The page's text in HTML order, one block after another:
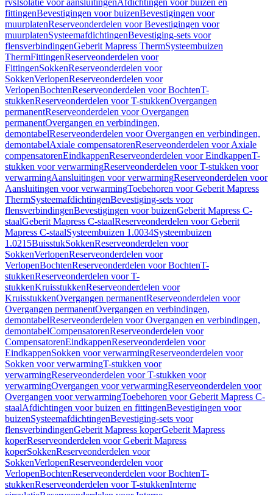
rvsIsolatie voor aansluitingenAfdichtingen voor buizen en
fittingenBevestigingen voor buizenBevestigingen voor
muurplatenReserveonderdelen voor Bevestigingen voor
muurplatenSysteemafdichtingenBevestiging-sets voor
flensverbindingenGeberit Mapress ThermSysteembuizen
ThermFittingenReserveonderdelen voor
FittingenSokkenReserveonderdelen voor
SokkenVerlopenReserveonderdelen voor
VerlopenBochtenReserveonderdelen voor BochtenT-
stukkenReserveonderdelen voor T-stukkenOvergangen
permanentReserveonderdelen voor Overgangen
permanentOvergangen en verbindingen,
demontabelReserveonderdelen voor Overgangen en verbindingen,
demontabelAxiale compensatorenReserveonderdelen voor Axiale
compensatorenEindkappenReserveonderdelen voor EindkappenT-
stukken voor verwarmingReserveonderdelen voor T-stukken voor
verwarmingAansluitingen voor verwarmingReserveonderdelen voor
Aansluitingen voor verwarmingToebehoren voor Geberit Mapress
ThermSysteemafdichtingenBevestiging-sets voor
flensverbindingenBevestigingen voor buizenGeberit Mapress C-
staalGeberit Mapress C-staalReserveonderdelen voor Geberit
Mapress C-staalSysteembuizen 1.0034Systeembuizen
1.0215BuisstukSokkenReserveonderdelen voor
SokkenVerlopenReserveonderdelen voor
VerlopenBochtenReserveonderdelen voor BochtenT-
stukkenReserveonderdelen voor T-
stukkenKruisstukkenReserveonderdelen voor
KruisstukkenOvergangen permanentReserveonderdelen voor
Overgangen permanentOvergangen en verbindingen,
demontabelReserveonderdelen voor Overgangen en verbindingen,
demontabelCompensatorenReserveonderdelen voor
CompensatorenEindkappenReserveonderdelen voor
EindkappenSokken voor verwarmingReserveonderdelen voor
Sokken voor verwarmingT-stukken voor
verwarmingReserveonderdelen voor T-stukken voor
verwarmingOvergangen voor verwarmingReserveonderdelen voor
Overgangen voor verwarmingToebehoren voor Geberit Mapress C-
staalAfdichtingen voor buizen en fittingenBevestigingen voor
buizenSysteemafdichtingenBevestiging-sets voor
flensverbindingenGeberit Mapress koperGeberit Mapress
koperReserveonderdelen voor Geberit Mapress
koperSokkenReserveonderdelen voor
SokkenVerlopenReserveonderdelen voor
VerlopenBochtenReserveonderdelen voor BochtenT-
stukkenReserveonderdelen voor T-stukkenInterne